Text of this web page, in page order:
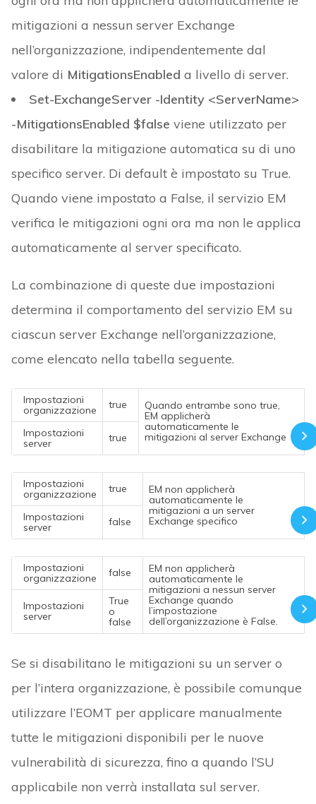
mitigazioni a nessun server Exchange
nell’organizzazione, indipendentemente dal
valore di MitigationsEnabled a livello di server.
Set-ExchangeServer -Identity <ServerName>
-MitigationsEnabled $false viene utilizzato per
disabilitare la mitigazione automatica su di uno
specifico server. Di default è impostato su True.
Quando viene impostato a False, il servizio EM
verifica le mitigazioni ogni ora ma non le applica
automaticamente al server specificato.
La combinazione di queste due impostazioni
determina il comportamento del servizio EM su
ciascun server Exchange nell’organizzazione,
come elencato nella tabella seguente.
Impostazioni
organizzazione
true
Quando entrambe sono true,
EM applicherà
automaticamente le
mitigazioni al server Exchange
Impostazioni
server
true
Impostazioni
organizzazione
true
EM non applicherà
automaticamente le
mitigazioni a un server
Exchange specifico
Impostazioni
server
false
Impostazioni
organizzazione
false
EM non applicherà
automaticamente le
mitigazioni a nessun server
Exchange quando
l’impostazione
dell’organizzazione è False.
Impostazioni
server
True
o
false
Se si disabilitano le mitigazioni su un server o
per l’intera organizzazione, è possibile comunque
utilizzare l’EOMT per applicare manualmente
tutte le mitigazioni disponibili per le nuove
vulnerabilità di sicurezza, fino a quando l’SU
applicabile non verrà installata sul server.